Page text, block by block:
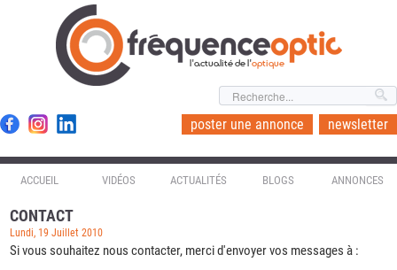
l'actualité de l'optique
poster une annonce newsletter
ACCUEIL VIDÉOS ACTUALITÉS BLOGS ANNONCES
CONTACT
Lundi, 19 Juillet 2010
Si vous souhaitez nous contacter, merci d'envoyer vos messages à :